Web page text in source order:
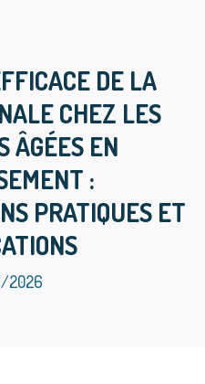
DE LA
CHEZ LES
ÂGÉES EN
:
PRATIQUES ET
2026